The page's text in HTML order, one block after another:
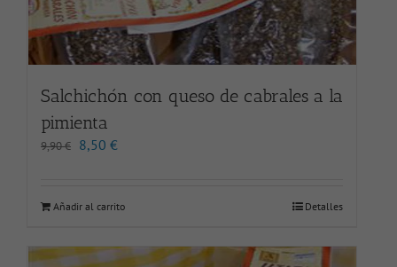
Salchichón con queso de cabrales a la
pimienta
9,90€ El
9,90 €.
8,50 €El
8,50 €.
Añadir al carrito Detalles